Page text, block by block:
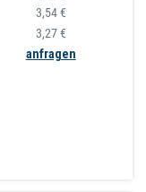
3,54 €
3,27 €
anfragen